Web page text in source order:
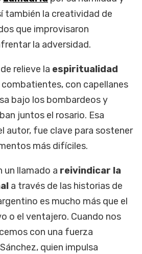
también la creatividad de
que improvisaron
la adversidad.
relieve la espiritualidad
con capellanes
bajo los bombardeos y
juntos el rosario. Esa
autor, fue clave para sostener
más difíciles.
un llamado a reivindicar la
a través de las historias de
es mucho más que el
o el ventajero. Cuando nos
con una fuerza
quien impulsa